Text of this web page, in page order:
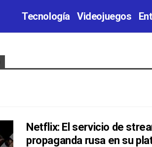
Tecnología Videojuegos
Netflix: El servicio de
propaganda rusa en su